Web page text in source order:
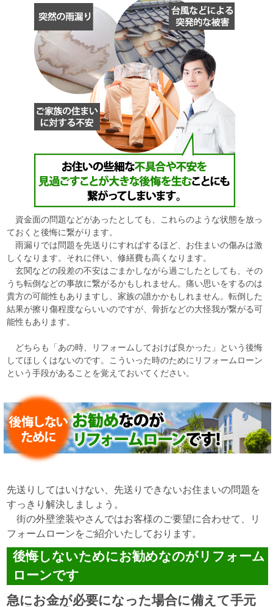
資金面の問題などがあったとしても、これらのような状態を放っ
ておくと後悔に繋がります。
雨漏りでは問題を先送りにすればするほど、お住まいの傷みは激
しくなります。それに伴い、修繕費も高くなります。
玄関などの段差の不安はごまかしながら過ごしたとしても、その
うち転倒などの事故に繋がるかもしれません。痛い思いをするのは
貴方の可能性もありますし、家族の誰かかもしれません。転倒した
結果が擦り傷程度ならいいのですが、骨折などの大怪我が繋がる可
能性もあります。
どちらも「あの時、リフォームしておけば良かった」という後悔
してほしくはないのです。こういった時のためにリフォームローン
という手段があることを覚えておいてください。
先送りしてはいけない、先送りできないお住まいの問題を
すっきり解決しましょう。
街の外壁塗装やさんではお客様のご要望に合わせて、リ
フォームローンをご紹介いたしております。
後悔しないためにお勧めなのがリフォーム
ローンです
急にお金が必要になった場合に備えて手元